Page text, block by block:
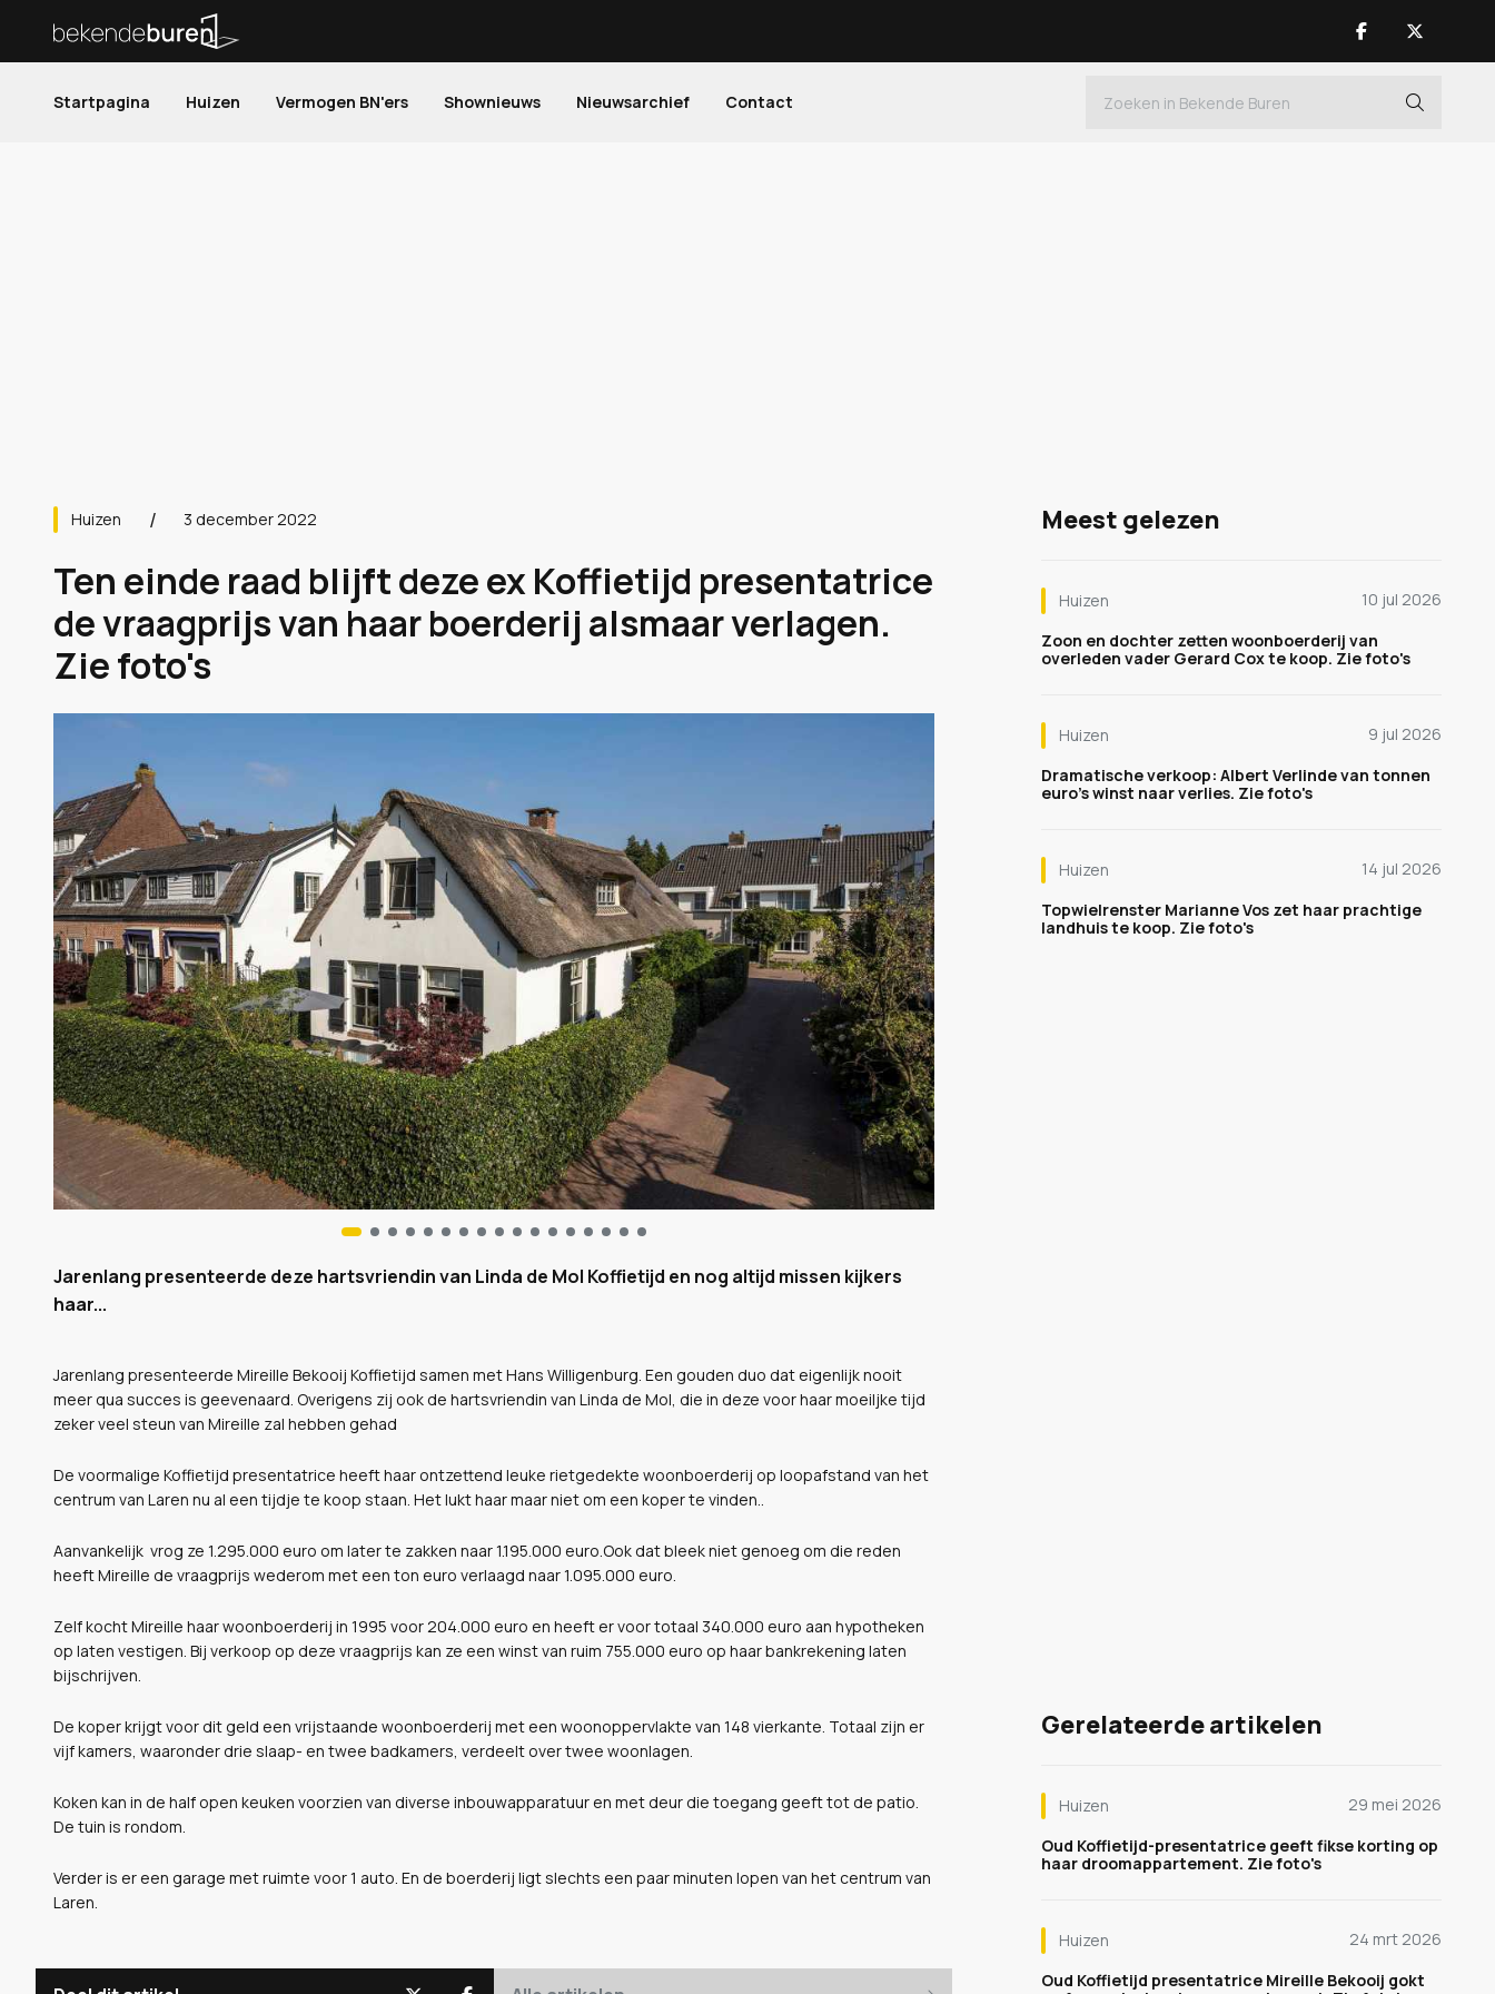
Startpagina Huizen Vermogen BN'ers Shownieuws Nieuwsarchief Contact
Huizen 3 december 2022
Ten einde raad blijft deze ex Koffietijd presentatrice
de vraagprijs van haar boerderij alsmaar verlagen.
Zie foto's
Jarenlang presenteerde deze hartsvriendin van Linda de Mol Koffietijd en nog altijd missen kijkers
haar...
Jarenlang presenteerde Mireille Bekooij Koffietijd samen met Hans Willigenburg. Een gouden duo dat eigenlijk nooit
meer qua succes is geevenaard. Overigens zij ook de hartsvriendin van Linda de Mol, die in deze voor haar moeiljke tijd
zeker veel steun van Mireille zal hebben gehad
De voormalige Koffietijd presentatrice heeft haar ontzettend leuke rietgedekte woonboerderij op loopafstand van het
centrum van Laren nu al een tijdje te koop staan. Het lukt haar maar niet om een koper te vinden..
Aanvankelijk vrog ze 1.295.000 euro om later te zakken naar 1.195.000 euro.Ook dat bleek niet genoeg om die reden
heeft Mireille de vraagprijs wederom met een ton euro verlaagd naar 1.095.000 euro.
Zelf kocht Mireille haar woonboerderij in 1995 voor 204.000 euro en heeft er voor totaal 340.000 euro aan hypotheken
op laten vestigen. Bij verkoop op deze vraagprijs kan ze een winst van ruim 755.000 euro op haar bankrekening laten
bijschrijven.
De koper krijgt voor dit geld een vrijstaande woonboerderij met een woonoppervlakte van 148 vierkante. Totaal zijn er
vijf kamers, waaronder drie slaap- en twee badkamers, verdeelt over twee woonlagen.
Koken kan in de half open keuken voorzien van diverse inbouwapparatuur en met deur die toegang geeft tot de patio.
De tuin is rondom.
Verder is er een garage met ruimte voor 1 auto. En de boerderij ligt slechts een paar minuten lopen van het centrum van
Laren.
Meest gelezen
Huizen
10 jul 2026
Zoon en dochter zetten woonboerderij van
overleden vader Gerard Cox te koop. Zie foto's
Huizen
9 jul 2026
Dramatische verkoop: Albert Verlinde van tonnen
euro's winst naar verlies. Zie foto's
Huizen
14 jul 2026
Topwielrenster Marianne Vos zet haar prachtige
landhuis te koop. Zie foto's
Gerelateerde artikelen
Huizen
29 mei 2026
Oud Koffietijd-presentatrice geeft fikse korting op
haar droomappartement. Zie foto's
Huizen
24 mrt 2026
Oud Koffietijd presentatrice Mireille Bekooij gokt